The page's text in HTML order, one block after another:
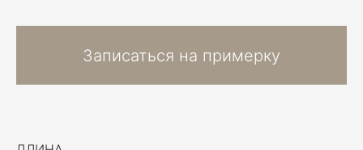
Записаться на примерку